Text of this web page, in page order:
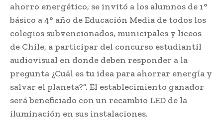
ahorro energético, se invitó a los alumnos de 1°
básico a 4° año de Educación Media de todos los
colegios subvencionados, municipales y liceos
de Chile, a participar del concurso estudiantil
audiovisual en donde deben responder a la
pregunta ¿Cuál es tu idea para ahorrar energía y
salvar el planeta?”. El establecimiento ganador
será beneficiado con un recambio LED de la
iluminación en sus instalaciones.